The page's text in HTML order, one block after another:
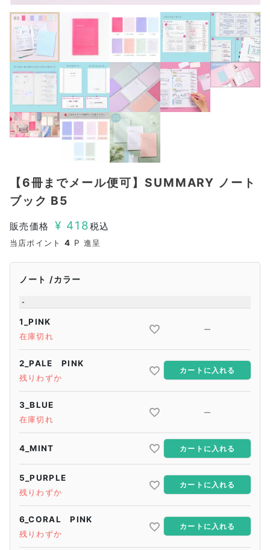
【6冊までメール便可】SUMMARY ノート
ブック B5
販売価格 ¥ 418税込
当店ポイント 4 P 進呈
ノート カラー
-
1_PINK
在庫切れ
—
2_PALE PINK
残りわずか
カートに入れる
3_BLUE
在庫切れ
—
4_MINT カートに入れる
5_PURPLE
残りわずか
カートに入れる
6_CORAL PINK
残りわずか
カートに入れる